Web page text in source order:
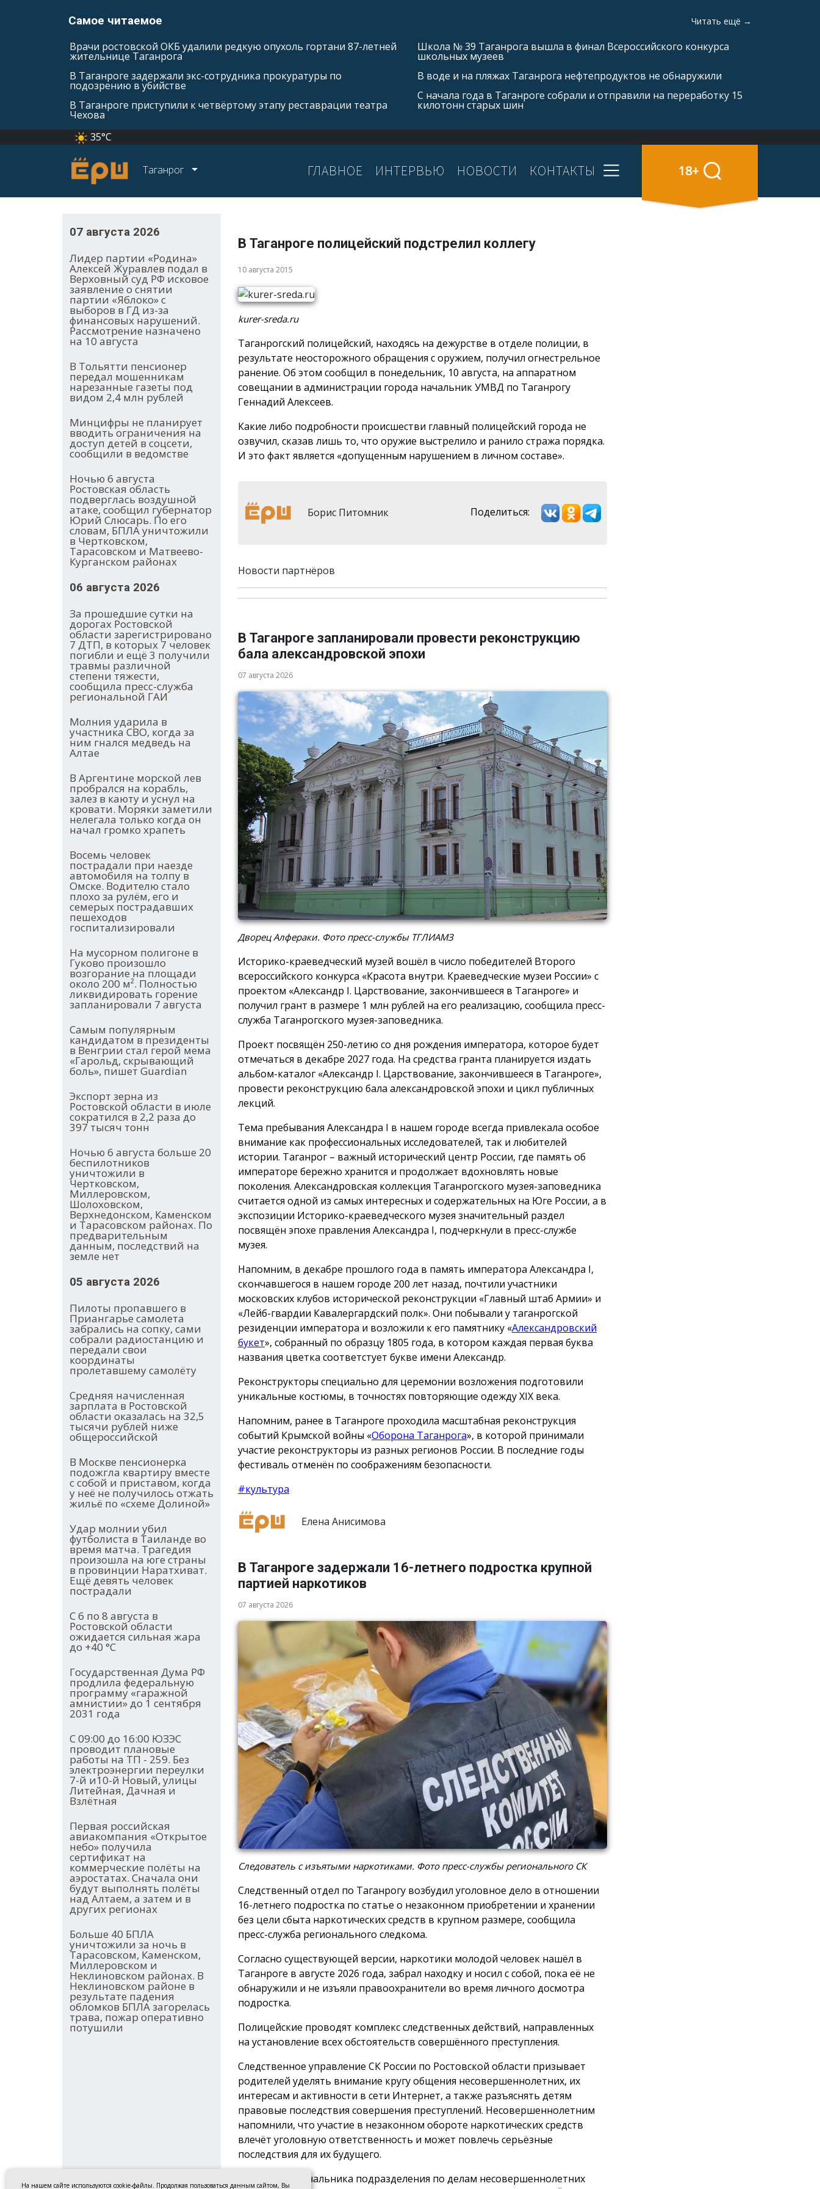
Самое читаемое Читать ещё →
Врачи ростовской ОКБ удалили редкую опухоль гортани 87-летней
жительнице Таганрога
В Таганроге задержали экс-сотрудника прокуратуры по
подозрению в убийстве
В Таганроге приступили к четвёртому этапу реставрации театра
Чехова
Школа № 39 Таганрога вышла в финал Всероссийского конкурса
школьных музеев
В воде и на пляжах Таганрога нефтепродуктов не обнаружили
С начала года в Таганроге собрали и отправили на переработку 15
килотонн старых шин
35°C
Таганрог ГЛАВНОЕ ИНТЕРВЬЮ НОВОСТИ КОНТАКТЫ 18+
07 августа 2026
Лидер партии «Родина»
Алексей Журавлев подал в
Верховный суд РФ исковое
заявление о снятии
партии «Яблоко» с
выборов в ГД из-за
финансовых нарушений.
Рассмотрение назначено
на 10 августа
В Тольятти пенсионер
передал мошенникам
нарезанные газеты под
видом 2,4 млн рублей
Минцифры не планирует
вводить ограничения на
доступ детей в соцсети,
сообщили в ведомстве
Ночью 6 августа
Ростовская область
подверглась воздушной
атаке, сообщил губернатор
Юрий Слюсарь. По его
словам, БПЛА уничтожили
в Чертковском,
Тарасовском и Матвеево-
Курганском районах
06 августа 2026
За прошедшие сутки на
дорогах Ростовской
области зарегистрировано
7 ДТП, в которых 7 человек
погибли и ещё 3 получили
травмы различной
степени тяжести,
сообщила пресс-служба
региональной ГАИ
Молния ударила в
участника СВО, когда за
ним гнался медведь на
Алтае
В Аргентине морской лев
пробрался на корабль,
залез в каюту и уснул на
кровати. Моряки заметили
нелегала только когда он
начал громко храпеть
Восемь человек
пострадали при наезде
автомобиля на толпу в
Омске. Водителю стало
плохо за рулём, его и
семерых пострадавших
пешеходов
госпитализировали
На мусорном полигоне в
Гуково произошло
возгорание на площади
около 200 м². Полностью
ликвидировать горение
запланировали 7 августа
Самым популярным
кандидатом в президенты
в Венгрии стал герой мема
«Гарольд, скрывающий
боль», пишет Guardian
Экспорт зерна из
Ростовской области в июле
сократился в 2,2 раза до
397 тысяч тонн
Ночью 6 августа больше 20
беспилотников
уничтожили в
Чертковском,
Миллеровском,
Шолоховском,
Верхнедонском, Каменском
и Тарасовском районах. По
предварительным
данным, последствий на
земле нет
05 августа 2026
Пилоты пропавшего в
Приангарье самолета
забрались на сопку, сами
собрали радиостанцию и
передали свои
координаты
пролетавшему самолёту
Средняя начисленная
зарплата в Ростовской
области оказалась на 32,5
тысячи рублей ниже
общероссийской
В Москве пенсионерка
подожгла квартиру вместе
с собой и приставом, когда
у неё не получилось отжать
жильё по «схеме Долиной»
Удар молнии убил
футболиста в Таиланде во
время матча. Трагедия
произошла на юге страны
в провинции Наратхиват.
Ещё девять человек
пострадали
С 6 по 8 августа в
Ростовской области
ожидается сильная жара
до +40 °С
Государственная Дума РФ
продлила федеральную
программу «гаражной
амнистии» до 1 сентября
2031 года
С 09:00 до 16:00 ЮЗЭС
проводит плановые
работы на ТП - 259. Без
электроэнергии переулки
7-й и10-й Новый, улицы
Литейная, Дачная и
Взлётная
Первая российская
авиакомпания «Открытое
небо» получила
сертификат на
коммерческие полёты на
аэростатах. Сначала они
будут выполнять полёты
над Алтаем, а затем и в
других регионах
Больше 40 БПЛА
уничтожили за ночь в
Тарасовском, Каменском,
Миллеровском и
Неклиновском районах. В
Неклиновском районе в
результате падения
обломков БПЛА загорелась
трава, пожар оперативно
потушили
В Таганроге полицейский подстрелил коллегу
10 августа 2015
kurer-sreda.ru
Таганрогский полицейский, находясь на дежурстве в отделе полиции, в
результате неосторожного обращения с оружием, получил огнестрельное
ранение. Об этом сообщил в понедельник, 10 августа, на аппаратном
совещании в администрации города начальник УМВД по Таганрогу
Геннадий Алексеев.
Какие либо подробности происшестви главный полицейский города не
озвучил, сказав лишь то, что оружие выстрелило и ранило стража порядка.
И это факт является «допущенным нарушением в личном составе».
Борис Питомник Поделиться:
Новости партнёров
В Таганроге запланировали провести реконструкцию
бала александровской эпохи
07 августа 2026
Дворец Алфераки. Фото пресс-службы ТГЛИАМЗ
Историко-краеведческий музей вошёл в число победителей Второго
всероссийского конкурса «Красота внутри. Краеведческие музеи России» с
проектом «Александр I. Царствование, закончившееся в Таганроге» и
получил грант в размере 1 млн рублей на его реализацию, сообщила пресс-
служба Таганрогского музея-заповедника.
Проект посвящён 250-летию со дня рождения императора, которое будет
отмечаться в декабре 2027 года. На средства гранта планируется издать
альбом-каталог «Александр I. Царствование, закончившееся в Таганроге»,
провести реконструкцию бала александровской эпохи и цикл публичных
лекций.
Тема пребывания Александра I в нашем городе всегда привлекала особое
внимание как профессиональных исследователей, так и любителей
истории. Таганрог – важный исторический центр России, где память об
императоре бережно хранится и продолжает вдохновлять новые
поколения. Александровская коллекция Таганрогского музея-заповедника
считается одной из самых интересных и содержательных на Юге России, а в
экспозиции Историко-краеведческого музея значительный раздел
посвящён эпохе правления Александра I, подчеркнули в пресс-службе
музея.
Напомним, в декабре прошлого года в память императора Александра I,
скончавшегося в нашем городе 200 лет назад, почтили участники
московских клубов исторической реконструкции «Главный штаб Армии» и
«Лейб-гвардии Кавалергардский полк». Они побывали у таганрогской
резиденции императора и возложили к его памятнику «Александровский
букет», собранный по образцу 1805 года, в котором каждая первая буква
названия цветка соответстует букве имени Александр.
Реконструкторы специально для церемонии возложения подготовили
уникальные костюмы, в точностях повторяющие одежду ХIX века.
Напомним, ранее в Таганроге проходила масштабная реконструкция
событий Крымской войны «Оборона Таганрога», в которой принимали
участие реконструкторы из разных регионов России. В последние годы
фестиваль отменён по соображениям безопасности.
#культура
Елена Анисимова
В Таганроге задержали 16-летнего подростка крупной
партией наркотиков
07 августа 2026
Следователь с изъятыми наркотиками. Фото пресс-службы регионального СК
Следственный отдел по Таганрогу возбудил уголовное дело в отношении
16-летнего подростка по статье о незаконном приобретении и хранении
без цели сбыта наркотических средств в крупном размере, сообщила
пресс-служба регионального следкома.
Согласно существующей версии, наркотики молодой человек нашёл в
Таганроге в августе 2026 года, забрал находку и носил с собой, пока её не
обнаружили и не изъяли правоохранители во время личного досмотра
подростка.
Полицейские проводят комплекс следственных действий, направленных
на установление всех обстоятельств совершённого преступления.
Следственное управление СК России по Ростовской области призывает
родителей уделять внимание кругу общения несовершеннолетних, их
интересам и активности в сети Интернет, а также разъяснять детям
правовые последствия совершения преступлений. Несовершеннолетним
напомнили, что участие в незаконном обороте наркотических средств
влечёт уголовную ответственность и может повлечь серьёзные
последствия для их будущего.
Ранее врио начальника подразделения по делам несовершеннолетних
На нашем сайте используются cookie-файлы. Продолжая пользоваться данным сайтом, Вы